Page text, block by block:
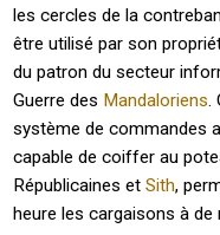
les cercles de la
être utilisé par son
du patron du secteur
Guerre des Mandaloriens.
système de commandes
capable de coiffer au
Républicaines etSith,
heure les cargaisons à